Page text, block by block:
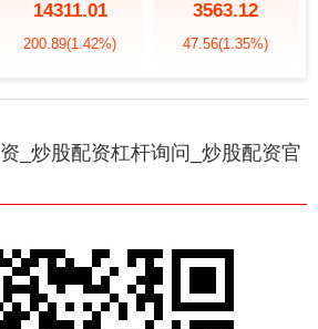
14311.01
200.89(1.42%)
3563.12
47.56(1.35%)
_炒股配资杠杆询问_炒股配资官